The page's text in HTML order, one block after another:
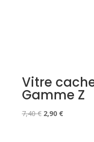
Vitre
Gamme Z
7,40€ Le
2,90 €Le